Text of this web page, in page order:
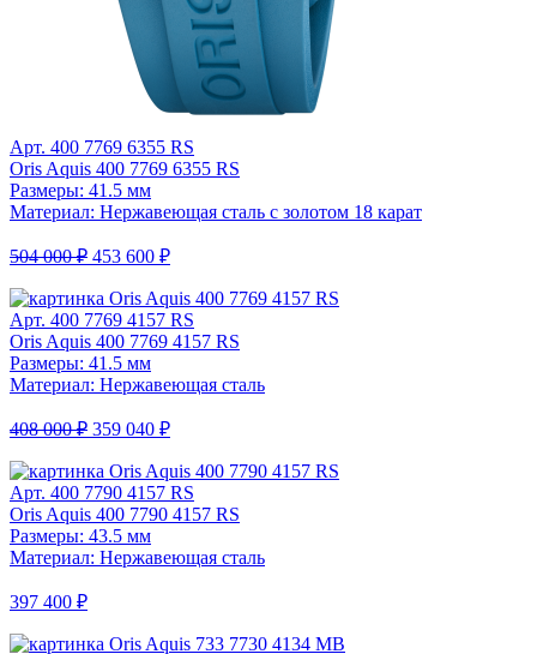
Арт. 400 7769 6355 RS
Oris Aquis 400 7769 6355 RS
Размеры: 41.5 мм
Материал: Нержавеющая сталь с золотом 18 карат
504 000 ₽ 453 600 ₽
Арт. 400 7769 4157 RS
Oris Aquis 400 7769 4157 RS
Размеры: 41.5 мм
Материал: Нержавеющая сталь
408 000 ₽ 359 040 ₽
Арт. 400 7790 4157 RS
Oris Aquis 400 7790 4157 RS
Размеры: 43.5 мм
Материал: Нержавеющая сталь
397 400 ₽